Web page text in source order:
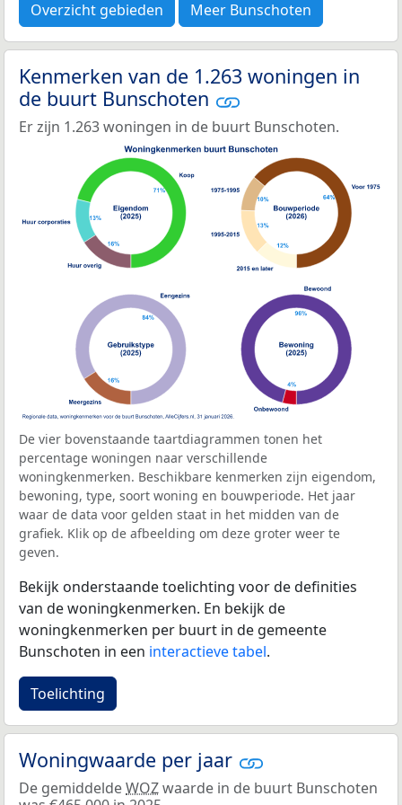
Overzicht gebieden Meer Bunschoten
Kenmerken van de 1.263 woningen in
de buurt Bunschoten
Er zijn 1.263 woningen in de buurt Bunschoten.
De vier bovenstaande taartdiagrammen tonen het
percentage woningen naar verschillende
woningkenmerken. Beschikbare kenmerken zijn eigendom,
bewoning, type, soort woning en bouwperiode. Het jaar
waar de data voor gelden staat in het midden van de
grafiek. Klik op de afbeelding om deze groter weer te
geven.
Bekijk onderstaande toelichting voor de definities
van de woningkenmerken. En bekijk de
woningkenmerken per buurt in de gemeente
Bunschoten in een interactieve tabel.
Toelichting
Woningwaarde per jaar
De gemiddeldeWOZwaarde in de buurt Bunschoten